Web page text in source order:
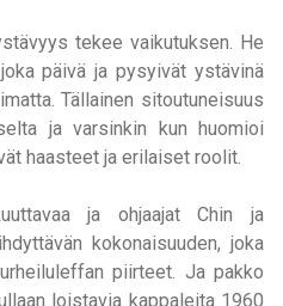
tekee vaikutuksen. He
päivä ja pysyivät ystävinä
Tällainen sitoutuneisuus
ja varsinkin kun huomioi
haasteet ja erilaiset roolit.
ja ohjaajat Chin ja
kokonaisuuden, joka
piirteet. Ja pakko
loistavia kappaleita 1960